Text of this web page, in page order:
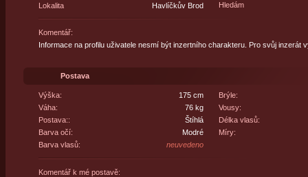
Lokalita
Havlíčkův Brod
Hledám
Komentář:
Informace na profilu uživatele nesmí být inzertního charakteru. Pro svůj inzerát
Postava
Výška:
175 cm
Váha:
76 kg
Postava::
Štíhlá
Barva očí:
Modré
Barva vlasů:
neuvedeno
Brýle:
Vousy:
Délka vlasů:
Míry:
Komentář k mé postavě: